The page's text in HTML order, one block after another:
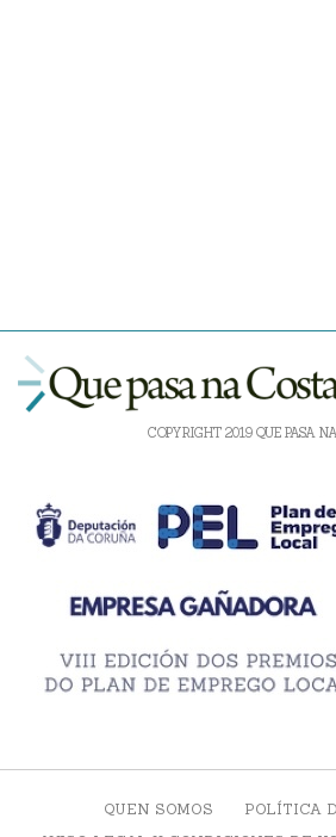
COPYRIGHT 2019 QUE PASA
QUEN SOMOS
POLÍTICA